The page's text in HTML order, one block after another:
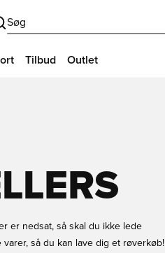
Søg
Tilbud Outlet
er nedsat, så skal du ikke lede
så du kan lave dig et røverkøb!